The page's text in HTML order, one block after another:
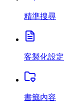
精準搜尋
客製化設定
書籤內容